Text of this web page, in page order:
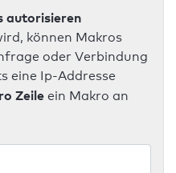
autorisieren
können Makros
oder Verbindung
eine Ip-Addresse
Zeile ein Makro an